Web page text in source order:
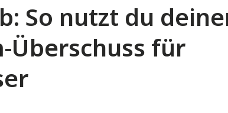
So nutzt du
Überschuss für